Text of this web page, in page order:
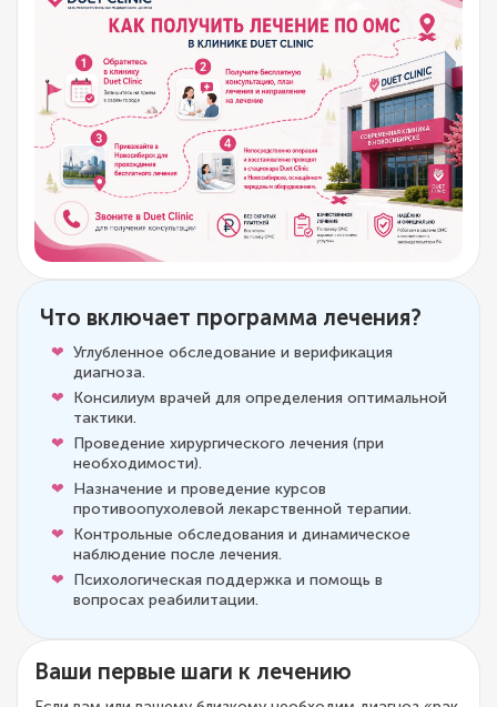
Что включает программа лечения?
Углубленное обследование и верификация
диагноза.
Консилиум врачей для определения оптимальной
тактики.
Проведение хирургического лечения (при
необходимости).
Назначение и проведение курсов
противоопухолевой лекарственной терапии.
Контрольные обследования и динамическое
наблюдение после лечения.
Психологическая поддержка и помощь в
вопросах реабилитации.
Ваши первые шаги к лечению